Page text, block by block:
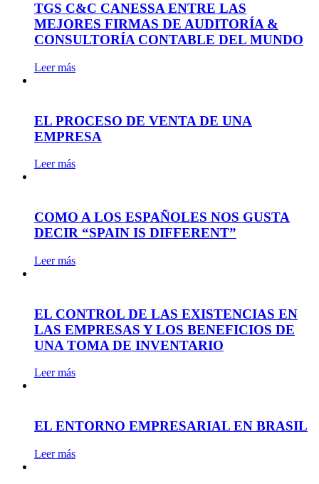
TGS C&C CANESSA ENTRE LAS
MEJORES FIRMAS DE AUDITORÍA &
CONSULTORÍA CONTABLE DEL MUNDO
Leer más
EL PROCESO DE VENTA DE UNA
EMPRESA
Leer más
COMO A LOS ESPAÑOLES NOS GUSTA
DECIR “SPAIN IS DIFFERENT”
Leer más
EL CONTROL DE LAS EXISTENCIAS EN
LAS EMPRESAS Y LOS BENEFICIOS DE
UNA TOMA DE INVENTARIO
Leer más
EL ENTORNO EMPRESARIAL EN BRASIL
Leer más